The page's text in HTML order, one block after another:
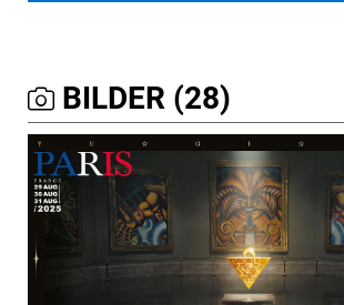
BILDER (28)